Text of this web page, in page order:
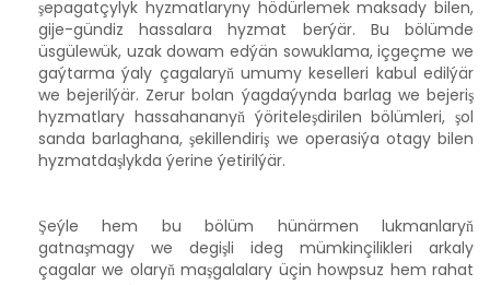
şepagatçylyk hyzmatlaryny hödürlemek maksady bilen,
gije-gündiz hassalara hyzmat berýär. Bu bölümde
üsgülewük, uzak dowam edýän sowuklama, içgeçme we
gaýtarma ýaly çagalaryň umumy keselleri kabul edilýär
we bejerilýär. Zerur bolan ýagdaýynda barlag we bejeriş
hyzmatlary hassahananyň ýöriteleşdirilen bölümleri, şol
sanda barlaghana, şekillendiriş we operasiýa otagy bilen
hyzmatdaşlykda ýerine ýetirilýär.
Şeýle hem bu bölüm hünärmen lukmanlaryň
gatnaşmagy we degişli ideg mümkinçilikleri arkaly
çagalar we olaryň maşgalalary üçin howpsuz hem rahat